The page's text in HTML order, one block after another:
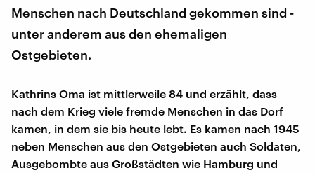
Menschen nach Deutschland gekommen sind -
unter anderem aus den ehemaligen
Ostgebieten.
Kathrins Oma ist mittlerweile 84 und erzählt, dass
nach dem Krieg viele fremde Menschen in das Dorf
kamen, in dem sie bis heute lebt. Es kamen nach 1945
neben Menschen aus den Ostgebieten auch Soldaten,
Ausgebombte aus Großstädten wie Hamburg und